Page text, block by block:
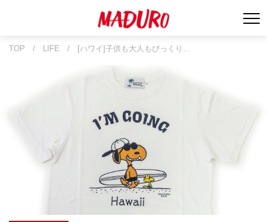
TOP / LIFE / [ハワイ]子供も大人もびっくり…